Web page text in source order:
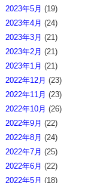
2023年5月 (19)
2023年4月 (24)
2023年3月 (21)
2023年2月 (21)
2023年1月 (21)
2022年12月 (23)
2022年11月 (23)
2022年10月 (26)
2022年9月 (22)
2022年8月 (24)
2022年7月 (25)
2022年6月 (22)
2022年5月 (18)